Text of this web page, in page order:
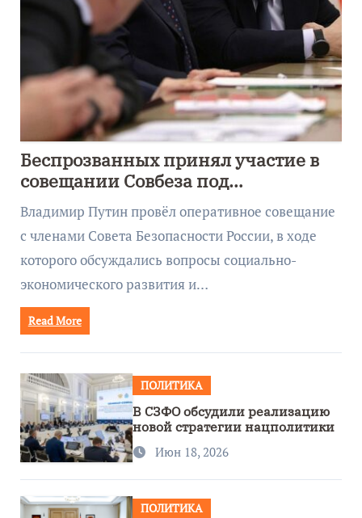
Беспрозванных принял участие в
совещании Совбеза под
руководством Путина
Владимир Путин провёл оперативное совещание
с членами Совета Безопасности России, в ходе
которого обсуждались вопросы социально-
экономического развития и…
Read More
ПОЛИТИКА
В СЗФО обсудили реализацию
новой стратегии нацполитики
Июн 18, 2026
ПОЛИТИКА